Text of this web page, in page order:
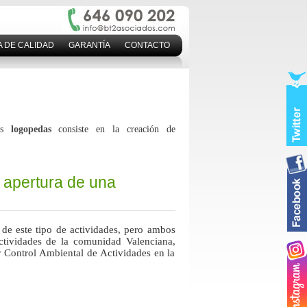
DE CALIDAD GARANTÍA CONTACTO
logopedasconsiste en la creación de
de una
este tipo de actividades, pero ambos
de la comunidad Valenciana,
Ambiental de Actividades en la